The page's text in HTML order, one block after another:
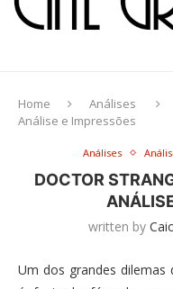
Home Análises
Análise e Impressões
Análises
DOCTOR
written by
Um dos grandes dilemas